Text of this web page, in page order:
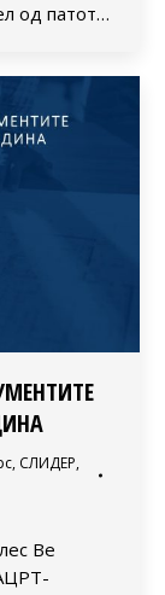
од патот…
, СЛИДЕР,
Ве